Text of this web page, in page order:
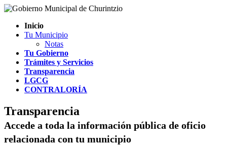
Inicio
Tu Municipio
Notas
Tu Gobierno
Trámites y Servicios
Transparencia
LGCG
CONTRALORÍA
Transparencia
Accede a toda la información pública de oficio
relacionada con tu municipio